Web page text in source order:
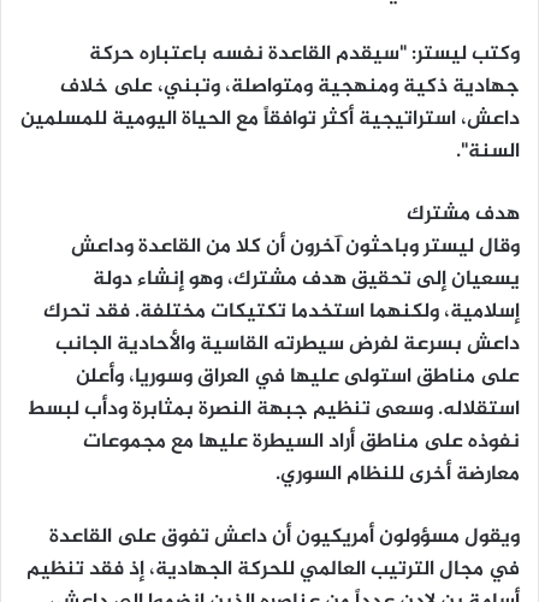
وكتب ليستر: "سيقدم القاعدة نفسه باعتباره حركة
جهادية ذكية ومنهجية ومتواصلة، وتبني، على خلاف
داعش، استراتيجية أكثر توافقاً مع الحياة اليومية للمسلمين
السنة".
هدف مشترك
وقال ليستر وباحثون آخرون أن كلا من القاعدة وداعش
يسعيان إلى تحقيق هدف مشترك، وهو إنشاء دولة
إسلامية، ولكنهما استخدما تكتيكات مختلفة. فقد تحرك
داعش بسرعة لفرض سيطرته القاسية والأحادية الجانب
على مناطق استولى عليها في العراق وسوريا، وأعلن
استقلاله. وسعى تنظيم جبهة النصرة بمثابرة ودأب لبسط
نفوذه على مناطق أراد السيطرة عليها مع مجموعات
معارضة أخرى للنظام السوري.
ويقول مسؤولون أمريكيون أن داعش تفوق على القاعدة
في مجال الترتيب العالمي للحركة الجهادية، إذ فقد تنظيم